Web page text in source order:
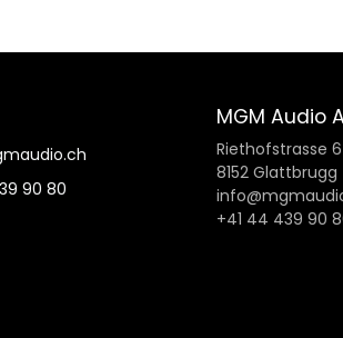
90 80
MGM Audio
Riethofstrasse 6
8152 Glattbrugg
+41 44 439 90